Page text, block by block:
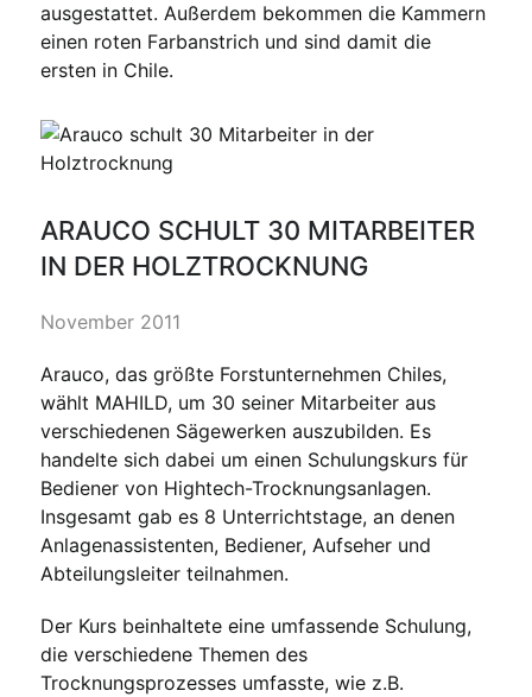
ausgestattet. Außerdem bekommen die Kammern
einen roten Farbanstrich und sind damit die
ersten in Chile.
ARAUCO SCHULT 30 MITARBEITER
IN DER HOLZTROCKNUNG
November 2011
Arauco, das größte Forstunternehmen Chiles,
wählt MAHILD, um 30 seiner Mitarbeiter aus
verschiedenen Sägewerken auszubilden. Es
handelte sich dabei um einen Schulungskurs für
Bediener von Hightech-Trocknungsanlagen.
Insgesamt gab es 8 Unterrichtstage, an denen
Anlagenassistenten, Bediener, Aufseher und
Abteilungsleiter teilnahmen.
Der Kurs beinhaltete eine umfassende Schulung,
die verschiedene Themen des
Trocknungsprozesses umfasste, wie z.B.